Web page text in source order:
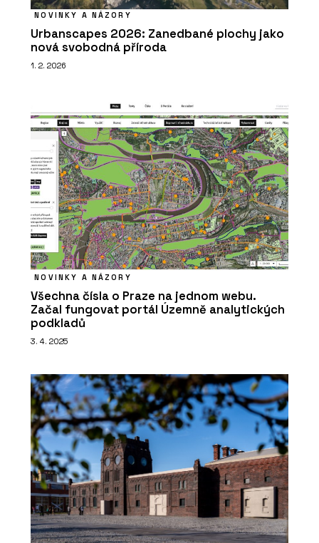
NOVINKY A NÁZORY
Urbanscapes 2026: Zanedbané plochy jako
nová svobodná příroda
1. 2. 2026
NOVINKY A NÁZORY
Všechna čísla o Praze na jednom webu.
Začal fungovat portál Územně analytických
podkladů
3. 4. 2025